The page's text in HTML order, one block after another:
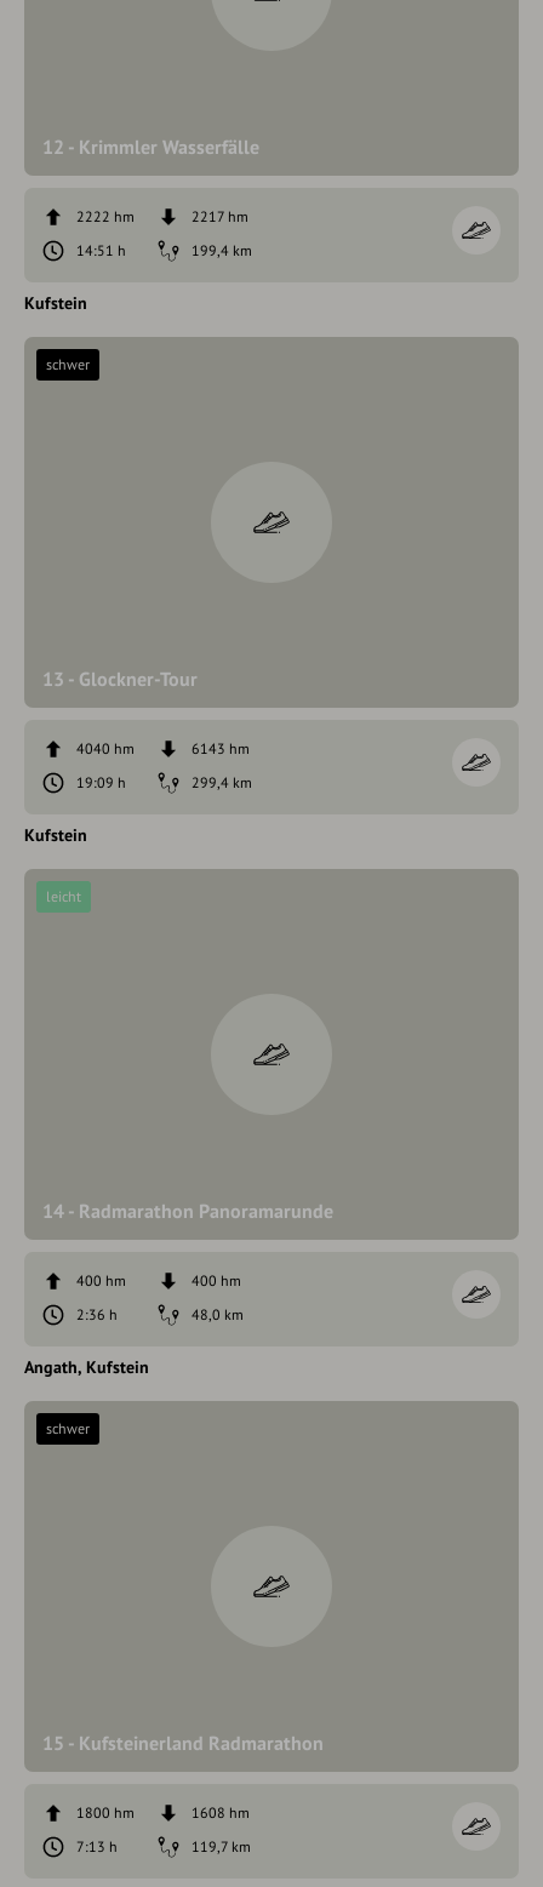
12 - Krimmler Wasserfälle
2222 hm
2217 hm
14:51 h
199,4 km
Kufstein
13 - Glockner-Tour
schwer
4040 hm
6143 hm
19:09 h
299,4 km
Kufstein
14 - Radmarathon Panoramarunde
leicht
400 hm
400 hm
2:36 h
48,0 km
Angath Kufstein
15 - Kufsteinerland Radmarathon
schwer
1800 hm
1608 hm
7:13 h
119,7 km